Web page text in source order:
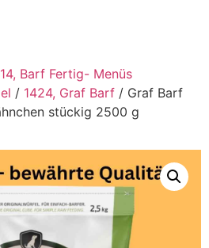
14, Barf Fertig- Menüs
/ 1424, Graf Barf / Graf Barf
stückig 2500 g